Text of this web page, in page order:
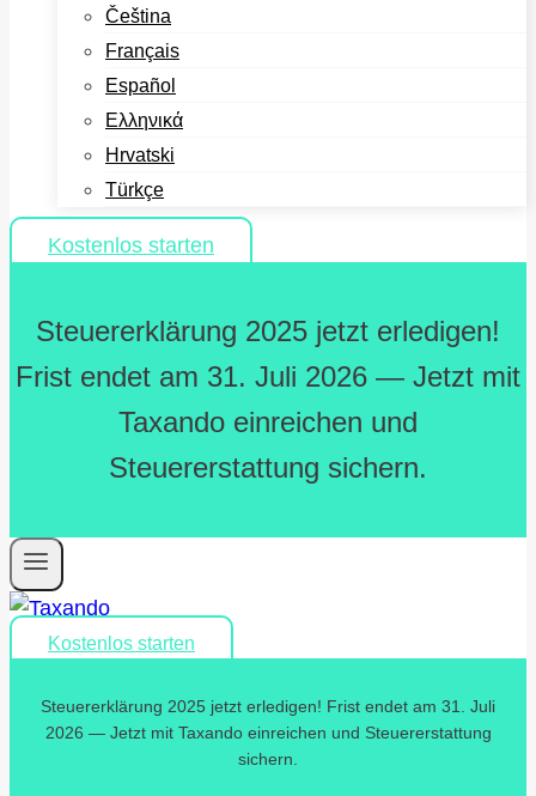
Čeština
Français
Español
Ελληνικά
Hrvatski
Türkçe
Kostenlos starten
Steuererklärung 2025 jetzt erledigen!
Frist endet am 31. Juli 2026 — Jetzt mit
Taxando einreichen und
Steuererstattung sichern.
Kostenlos starten
Steuererklärung 2025 jetzt erledigen! Frist endet am 31. Juli
2026 — Jetzt mit Taxando einreichen und Steuererstattung
sichern.